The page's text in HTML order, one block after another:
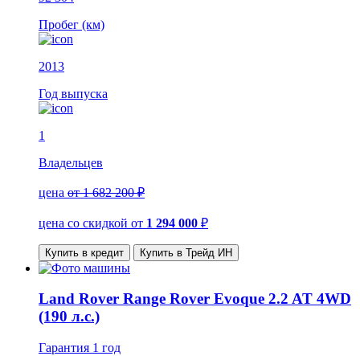
Пробег (км)
2013
Год выпуска
1
Владельцев
цена от 1 682 200 ₽
цена со скидкой от 1 294 000 ₽
Купить в кредит Купить в Трейд ИН
Land Rover Range Rover Evoque 2.2 AT 4WD
(190 л.с.)
Гарантия 1 год